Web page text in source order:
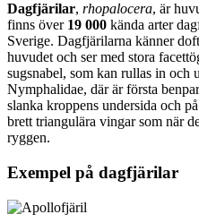
Dagfjärilar, rhopalocera, är
finns över 19 000 kända arter
Sverige. Dagfjärilarna känner
huvudet och ser med stora
sugsnabel, som kan rullas in och
Nymphalidae, där är första
slanka kroppens undersida och
brett triangulära vingar som när
ryggen.
Exempel på dagfjärilar